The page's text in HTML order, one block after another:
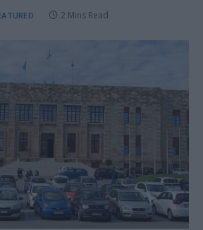
2 Mins Read